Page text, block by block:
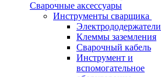
Сварочные аксессуары
Инструменты сварщика
Электрододержатели
Клеммы заземления
Сварочный кабель
Инструмент и
вспомогательное